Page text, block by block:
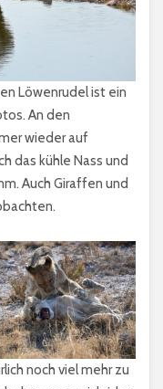
Löwenrudel ist ein
An den
wieder auf
das kühle Nass und
Auch Giraffen und
noch viel mehr zu